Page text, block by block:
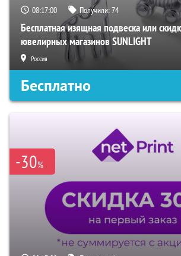
08:16:59 Получили:74
Бесплатная изящная подвеска или
ювелирных магазинов SUNLIGHT
Россия
Бесплатно
-30%